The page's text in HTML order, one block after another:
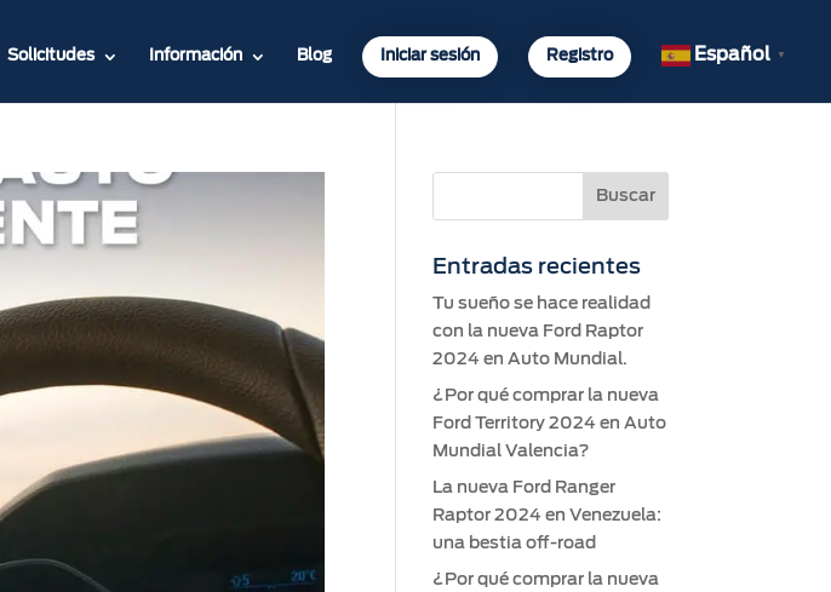
Solicitudes Información Blog Iniciar sesión Registro Español ▼
Entradas recientes
Tu sueño se hace realidad
con la nueva Ford Raptor
2024 en Auto Mundial.
¿Por qué comprar la nueva
Ford Territory 2024 en Auto
Mundial Valencia?
La nueva Ford Ranger
Raptor 2024 en Venezuela:
una bestia off-road
¿Por qué comprar la nueva